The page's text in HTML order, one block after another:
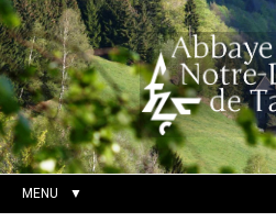
Aller
au
contenu.
|
Aller
à
la
navigation
Outils
personnels
Chercher par
Recherche
avancée…
MENU